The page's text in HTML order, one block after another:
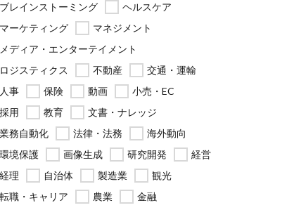
ブレインストーミング
ヘルスケア
マーケティング
マネジメント
メディア・エンターテイメント
ロジスティクス
不動産
交通・運輸
人事
保険 動画
小売・EC
採用
教育
文書・ナレッジ
業務自動化
法律・法務
海外動向
環境保護
画像生成 研究開発
経営
経理
自治体 製造業
観光
転職・キャリア
農業 金融